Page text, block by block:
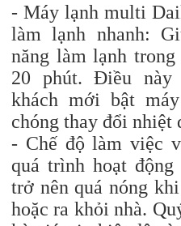
- Máy lạnh multi
làm lạnh nhanh:
năng làm lạnh
20 phút. Điều
khách mới bật
chóng thay đổi nhiệt
- Chế độ làm việc
quá trình hoạt động
trở nên quá nóng
hoặc ra khỏi nhà.